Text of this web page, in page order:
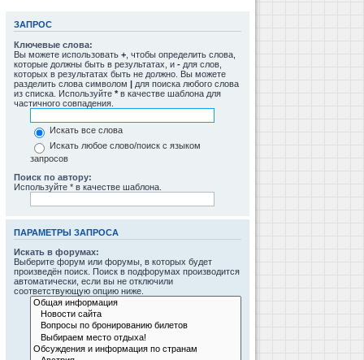
ЗАПРОС
Ключевые слова:
Вы можете использовать + , чтобы определить слова,
которые должны быть в результатах, и - для слов,
которых в результатах быть не должно. Вы можете
разделить слова символом | для поиска любого слова
из списка. Используйте * в качестве шаблона для
частичного совпадения.
Искать все слова
Искать любое слово/поиск с языком
запросов
Поиск по автору:
Используйте * в качестве шаблона.
ПАРАМЕТРЫ ЗАПРОСА
Искать в форумах:
Выберите форум или форумы, в которых будет
произведён поиск. Поиск в подфорумах производится
автоматически, если вы не отключили
соответствующую опцию ниже.